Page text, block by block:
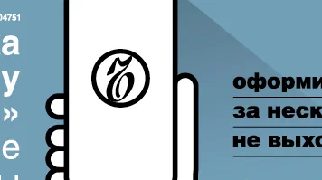
Реклама в «Ъ» www.kommersant.ru/ad